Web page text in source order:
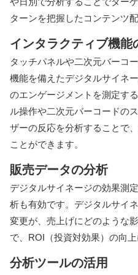
ターンを把握したコンテンツ
インタラクティブ機能
タッチパネルや二次元バーコ
機能を備えたデジタルサイネ
のエンゲージメントを測定す
ル操作や二次元バーコードの
ザーの反応を分析することで
ことができます。
販売データの分析
デジタルサイネージの効果測
析も有効です。デジタルサイ
変更が、売上げにどのような
で、ROI（投資対効果）の向
分析ツールの活用